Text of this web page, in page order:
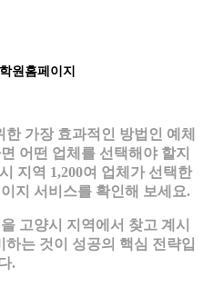
원홈페이지
가장 효과적인 방법인 예체
어떤 업체를 선택해야 할지
지역 1,200여 업체가 선택한
지 서비스를 확인해 보세요.
고양시 지역에서 찾고 계시
는 것이 성공의 핵심 전략입
.